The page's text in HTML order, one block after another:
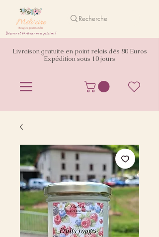
Livraison gratuite en point relais dès 80 Euros
Expédition sous 10 jours
Décorer et parfumer avec passion !